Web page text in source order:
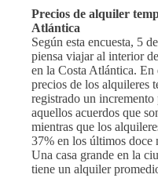
Precios de alquiler
Atlántica
Según esta encuesta, 5
piensa viajar al interior
en la Costa Atlántica. En
precios de los alquileres
registrado un
aquellos acuerdos que
mientras que los
37% en los últimos doce
Una casa grande en la
tiene un alquiler